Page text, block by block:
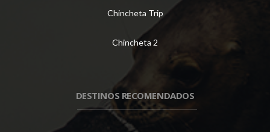
Chincheta Trip
Chincheta 2
DESTINOS RECOMENDADOS